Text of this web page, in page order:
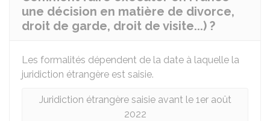
une décision en matière de divorce,
droit de garde, droit de visite...) ?
Les formalités dépendent de la date à laquelle la
juridiction étrangère est saisie.
Juridiction étrangère saisie avant le 1er août
2022